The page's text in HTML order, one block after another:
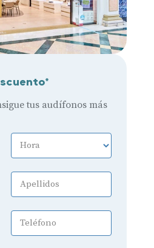
tus audífonos más
Hora
Apellidos
Teléfono